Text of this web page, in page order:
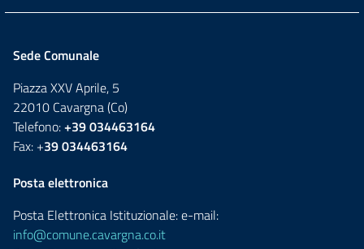
Sede Comunale
Piazza XXV Aprile, 5
22010 Cavargna (Co)
Telefono:+39 034463164
Fax: +39 034463164
Posta elettronica
Posta Elettronica Istituzionale: e-mail:
info@comune.cavargna.co.it